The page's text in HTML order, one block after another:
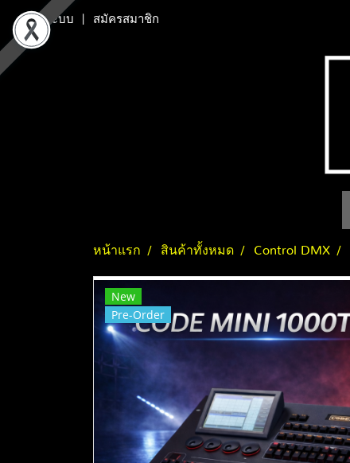
เข้าสู่ระบบ สมัครสมาชิก
หน้าแรก สินค้าทั้งหมด Control DMX
New
Pre-Order